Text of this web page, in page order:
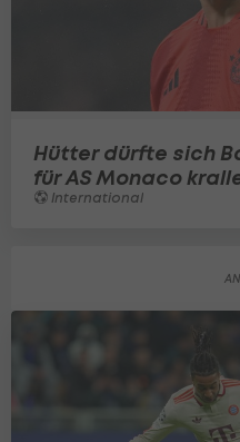
Hütter dürfte sich
für AS Monaco
International